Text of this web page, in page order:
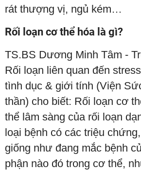
rát thượng vị, ngủ kém…
Rối loạn cơ thể hóa là gì?
TS.BS Dương Minh Tâm -
Rối loạn liên quan đến
tình dục & giới tính (Viện
thần) cho biết: Rối loạn cơ
thể lâm sàng của rối loạn
loại bệnh có các triệu
giống như đang mắc bệnh
phận nào đó trong cơ thể,